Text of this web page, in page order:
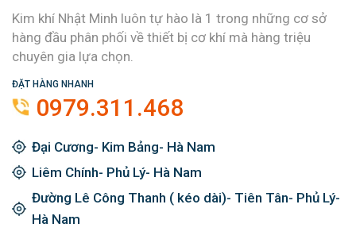
Kim khí Nhật Minh luôn tự hào là 1 trong những cơ sở
hàng đầu phân phối về thiết bị cơ khí mà hàng triệu
chuyên gia lựa chọn.
ĐẶT HÀNG NHANH
0979.311.468
Đại Cương- Kim Bảng- Hà Nam
Liêm Chính- Phủ Lý- Hà Nam
Đường Lê Công Thanh ( kéo dài)- Tiên Tân- Phủ Lý-
Hà Nam